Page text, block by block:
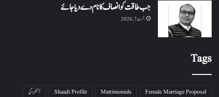
جب طاقت کو انصاف کا نام دے دیا جائے
اگست 7, 2026
Tags
Female Marriage Proposal
Matrimonials
Shaadi Profile
آتشزدگی